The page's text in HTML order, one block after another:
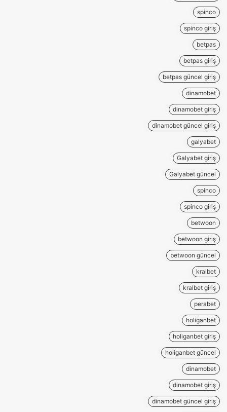
spinco
spinco giriş
betpas
betpas giriş
betpas güncel giriş
dinamobet
dinamobet giriş
dinamobet güncel giriş
galyabet
Galyabet giriş
Galyabet güncel
spinco
spinco giriş
betwoon
betwoon giriş
betwoon güncel
kralbet
kralbet giriş
perabet
holiganbet
holiganbet giriş
holiganbet güncel
dinamobet
dinamobet giriş
dinamobet güncel giriş